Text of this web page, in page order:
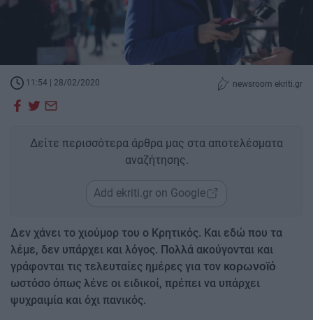
11:54 | 28/02/2020 newsroom ekriti.gr
Δείτε περισσότερα άρθρα μας στα αποτελέσματα
αναζήτησης.
Add ekriti.gr on Google
Δεν χάνει το χιούμορ του ο Κρητικός. Και εδώ που τα
λέμε, δεν υπάρχει και λόγος. Πολλά ακούγονται και
γράφονται τις τελευταίες ημέρες για τον κορωνοϊό
ωστόσο όπως λένε οι ειδικοί, πρέπει να υπάρχει
ψυχραιμία και όχι πανικός.